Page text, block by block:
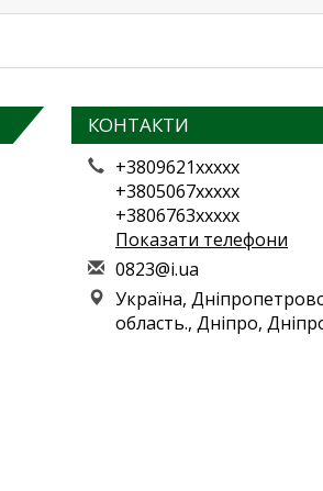
КОНТАКТИ
+3809621xxxxx
+3805067xxxxx
+3806763xxxxx
Показати телефони
0823@i.ua
Україна,
область., Дніпро,